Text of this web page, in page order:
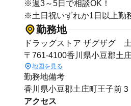
※週3～5日で相談OK！
※土日祝いずれか1日以上勤
勤務地
ドラッグストア ザグザグ
〒761-4100香川県小豆郡土
地図を見る
勤務地備考
香川県小豆郡土庄町王子前３
アクセス